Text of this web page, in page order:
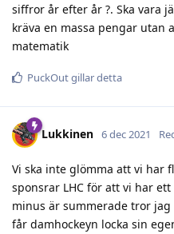
siffror år efter år ?. Ska vara
kräva en massa pengar utan
matematik
PuckOutgillar detta
Lukkinen 6 dec 2021
Vi ska inte glömma att vi har
sponsrar LHC för att vi har
minus är summerade tror
får damhockeyn locka sin